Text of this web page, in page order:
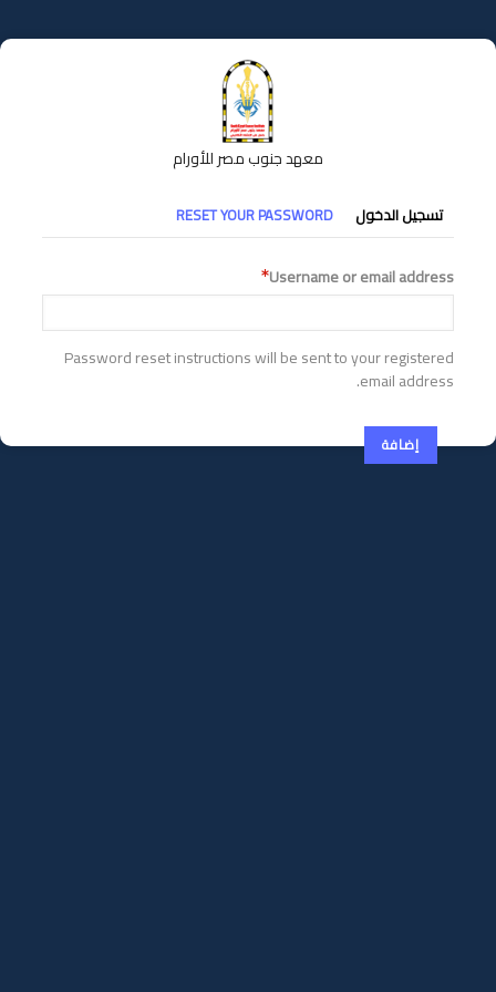
إلى
المحتوى
معهد جنوب مصر للأورام
التبويبات
الأساسية
تسجيل الدخول RESET YOUR PASSWORD
Username or email address
Password reset instructions will be sent to your registered
email address.